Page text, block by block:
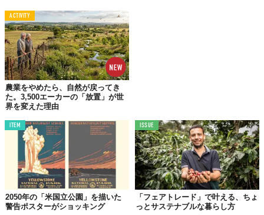
太平洋地域における彼らの影響力を再確立するものでもあった。
この協定が正式に発効されるには、両政府の承認が必要。今後の
両国の国際的な取り組みにも注目したい──。
※本記事はGeneraitve AIを一部活用して制作をしております。
TABI LABO
この世界は、もっと広いはずだ。
ACTIVITY
農業をやめたら、自然が戻ってき
た。3,500エーカーの「放置」が世
界を変えた理由
ITEM
2050年の「米国立公園」を描いた
警告ポスターがショッキング
ISSUE
「フェアトレード」で叶える、ちょ
っとサステナブルな暮らし方